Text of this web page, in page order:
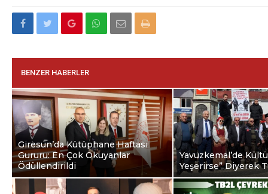
BENZER HABERLER
Giresun’da Kütüphane Haftası
Gururu: En Çok Okuyanlar
Ödüllendirildi
Yavuzkemal’de
Yeşerirse” Diyerek